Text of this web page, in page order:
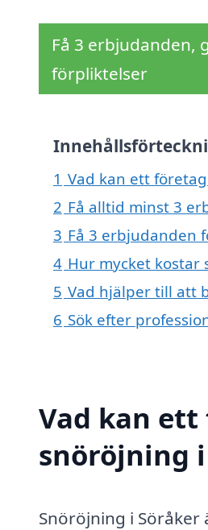
Få 3 erbjudanden,
förpliktelser
1 Vad kan ett
2 Få alltid minst 3
3 Få 3 erbjudanden
4 Hur mycket kostar
5 Vad hjälper till att
6 Sök efter
Vad kan ett
snöröjning
Snöröjning i